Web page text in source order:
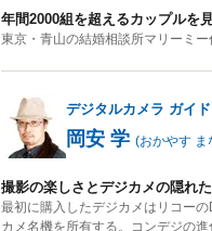
年間2000組を超えるカップルを
東京・青山の結婚相談所マリーミ
デジタルカメラ ガイド
岡安 学 (おかやす ま
撮影の楽しさとデジカメの隠れ
最初に購入したデジカメはリコー
カメ名機を所有する。コンデジの進